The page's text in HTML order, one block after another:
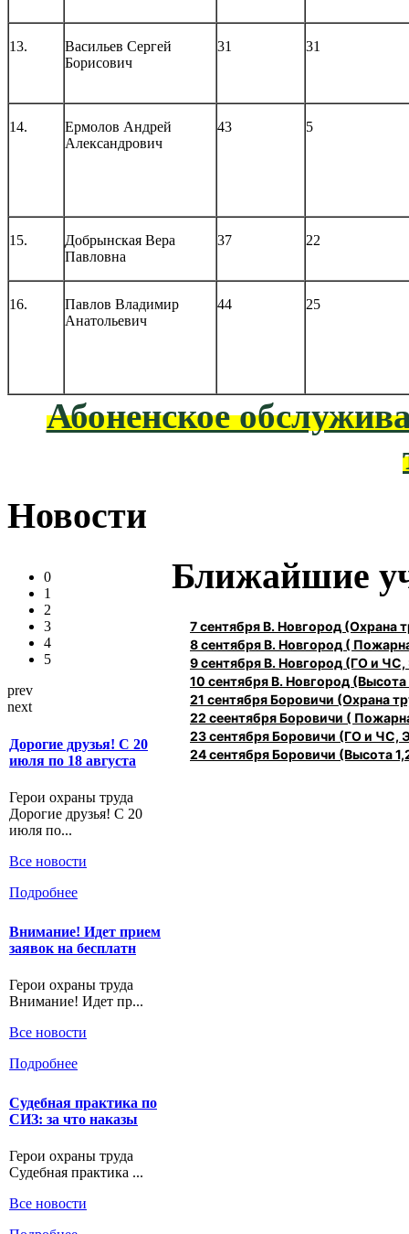
13.
Васильев Сергей
Борисович
31 31
14.
Ермолов Андрей
Александрович
43 5
15.
Добрынская Вера
Павловна
37 22
16.
Павлов Владимир
Анатольевич
44 25
Абоненское
Новости
0
1
2
3
4
5
prev
next
Дорогие друзья! С 20
июля по 18 августа
Герои охраны труда
Дорогие друзья! С 20
июля по...
Все новости
Подробнее
Внимание! Идет прием
заявок на бесплатн
Герои охраны труда
Внимание! Идет пр...
Все новости
Подробнее
Судебная практика по
СИЗ: за что наказы
Герои охраны труда
Судебная практика ...
Все новости
Ближайшие
7 сентября В. Новгород
8 сентября В. Новгород (
9 сентября В. Новгород (ГО и ЧС,
10 сентября В. Новгород (Высота
21 сентября Боровичи (Охрана
22 сеентября Боровичи (
23 сентября Боровичи (ГО и ЧС,
24 сентября Боровичи (Высота